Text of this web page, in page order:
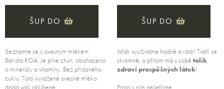
ŠUP DO
Seznamte se s ovesným mlékem
Barista ROA. Je plné chuti, obohaceno
o minerály a vitamíny. Bez přidaného
cukru. Toto vyvážené ovesné mléko
dodá vaší oblíbené…
ŠUP DO
Mák využíváme hodně a rádi! Tváří se
skromně, a přitom má v sobě tolik
zdraví prospěšných látek!
Proto s ním nešetříme…